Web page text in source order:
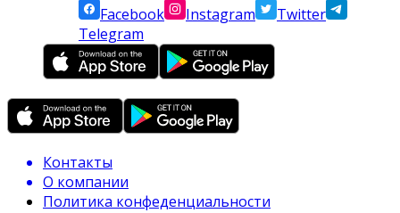
Facebook
Instagram
Twitter
Telegram
Контакты
О компании
Политика конфеденциальности